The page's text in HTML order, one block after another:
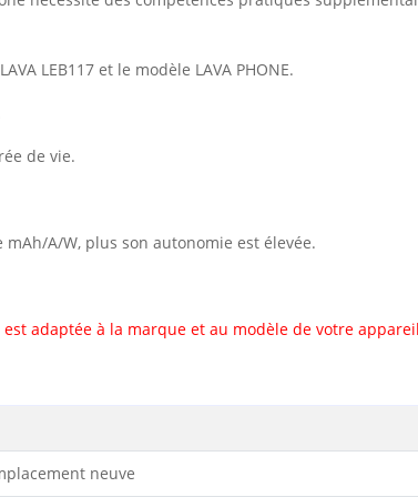
LEB117 et le modèle LAVA PHONE.
de vie.
A/W, plus son autonomie est élevée.
adaptée à la marque et au modèle de votre
neuve